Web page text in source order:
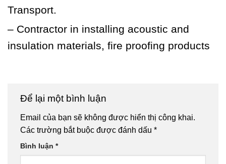
Transport.
– Contractor in installing acoustic and
insulation materials, fire proofing products
Để lại một bình luận
Email của bạn sẽ không được hiển thị công khai.
Các trường bắt buộc được đánh dấu *
Bình luận *